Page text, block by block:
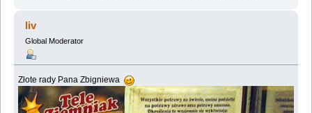
liv
Global Moderator
Złote rady Pana Zbigniewa